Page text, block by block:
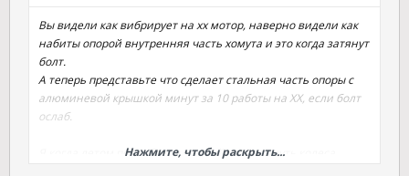
Вы видели как вибрирует на хх мотор, наверно видели как
набиты опорой внутренняя часть хомута и это когда затянут
болт.
А теперь представьте что сделает стальная часть опоры с
алюминевой крышкой минут за 10 работы на ХХ, если болт
ослаб.
Я когда летом попробовал первый раз затянуть колеса
Нажмите, чтобы раскрыть...